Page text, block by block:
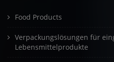
Food Products
Verpackungslösungen für
Lebensmittelprodukte